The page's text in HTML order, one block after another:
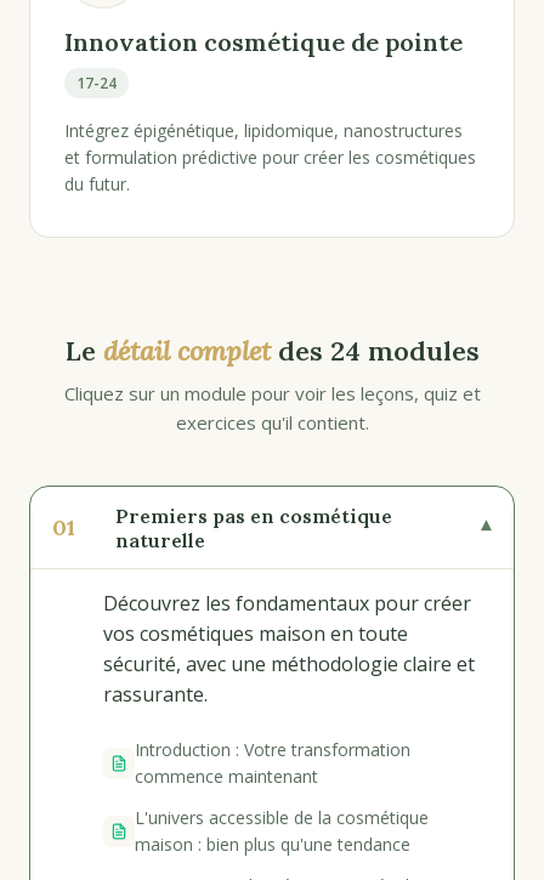
Innovation cosmétique de pointe
17-24
Intégrez épigénétique, lipidomique, nanostructures
et formulation prédictive pour créer les cosmétiques
du futur.
Le détail completdes 24 modules
Cliquez sur un module pour voir les leçons, quiz et
exercices qu'il contient.
01
Premiers pas en cosmétique
naturelle
▾
Découvrez les fondamentaux pour créer
vos cosmétiques maison en toute
sécurité, avec une méthodologie claire et
rassurante.
Introduction : Votre transformation
commence maintenant
L'univers accessible de la cosmétique
maison : bien plus qu'une tendance